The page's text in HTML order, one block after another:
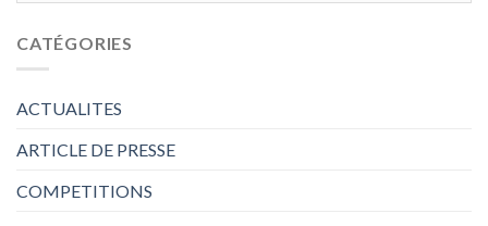
CATÉGORIES
ACTUALITES
ARTICLE DE PRESSE
COMPETITIONS